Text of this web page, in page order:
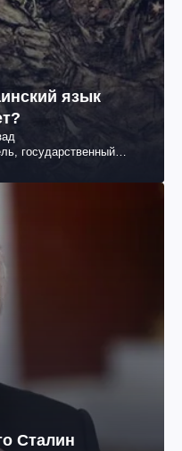
язык
государственный
Сталин